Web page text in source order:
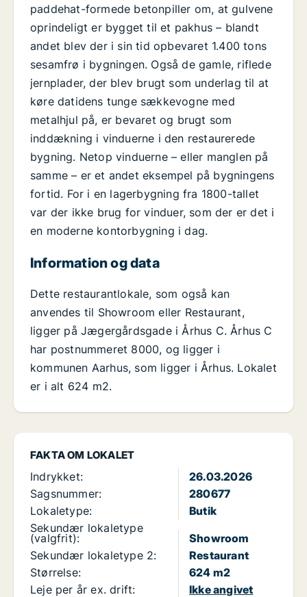
FAKTA OM LOKALET
Indrykket:
26.03.2026
Sagsnummer:
280677
Lokaletype:
Butik
Sekundær lokaletype
(valgfrit):
Showroom
Sekundær lokaletype 2:
Restaurant
Størrelse:
624 m2
Leje per år ex. drift:
Ikke angivet
paddehat-formede betonpiller om, at gulvene
oprindeligt er bygget til et pakhus – blandt
andet blev der i sin tid opbevaret 1.400 tons
sesamfrø i bygningen. Også de gamle, riflede
jernplader, der blev brugt som underlag til at
køre datidens tunge sækkevogne med
metalhjul på, er bevaret og brugt som
inddækning i vinduerne i den restaurerede
bygning. Netop vinduerne – eller manglen på
samme – er et andet eksempel på bygningens
fortid. For i en lagerbygning fra 1800-tallet
var der ikke brug for vinduer, som der er det i
en moderne kontorbygning i dag.
Information og data
Dette restaurantlokale, som også kan
anvendes til Showroom eller Restaurant,
ligger på Jægergårdsgade i Århus C. Århus C
har postnummeret 8000, og ligger i
kommunen Aarhus, som ligger i Århus. Lokalet
er i alt 624 m2.